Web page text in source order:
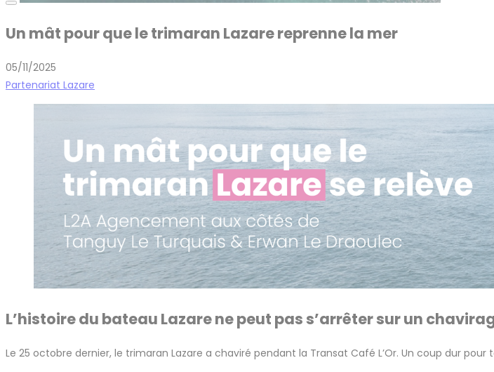
Un mât pour que le trimaran Lazare reprenne la mer
05/11/2025
Partenariat Lazare
L’histoire du bateau Lazare ne peut pas s’arrêter sur un
Le 25 octobre dernier, le trimaran Lazare a chaviré pendant la Transat Café L’Or. Un coup dur